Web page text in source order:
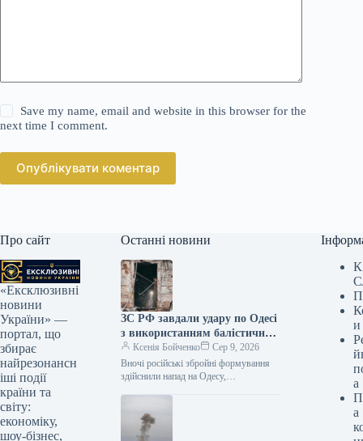
Save my name, email and website in this browser for the
next time I comment.
Опублікувати коментар
Про сайт
«Ексклюзивні
новини
України» —
портал, що
збирає
найрезонансн
іші події
країни та
світу:
економіку,
шоу-бізнес,
Останні новини
ЗС РФ завдали удару по Одесі
з використанням балістичних
ракет та безпілотників: є
шість поранених, пошкоджено
будинки
Ксенія Бойченко
Сер 9, 2026
Вночі російські збройні формування
здійснили напад на Одесу,
є постраждалі особи, а…
и
а
а